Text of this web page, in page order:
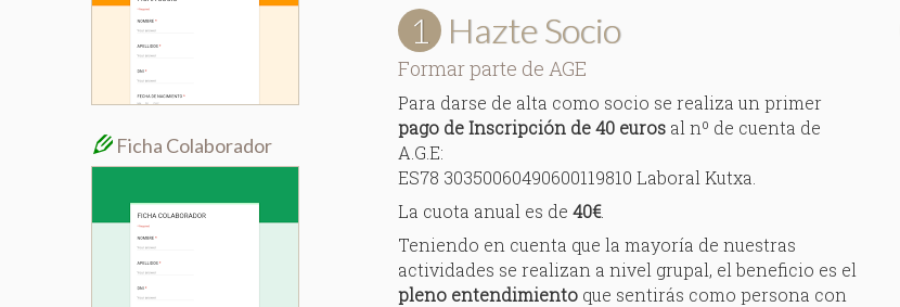
1 Hazte Socio
Formar parte de AGE
Para darse de alta como socio se realiza un primer
pago de Inscripción de 40 euros al nº de cuenta de
A.G.E:
ES78 30350060490600119810 Laboral Kutxa.
La cuota anual es de40€.
Teniendo en cuenta que la mayoría de nuestras
actividades se realizan a nivel grupal, el beneficio es el
pleno entendimiento que sentirás como persona con
Ficha Colaborador